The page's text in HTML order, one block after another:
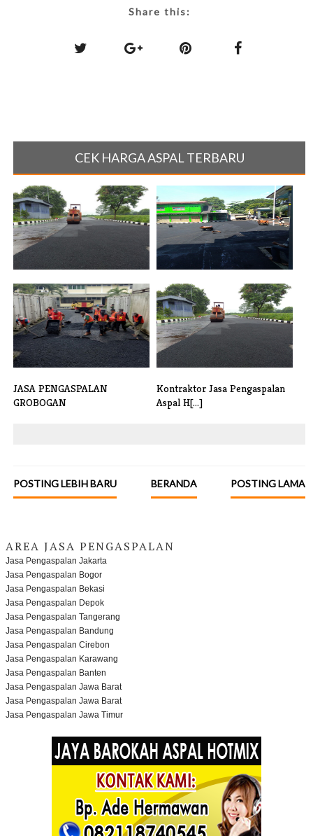
Share this:
CEK HARGA ASPAL TERBARU
JASA PENGASPALAN
PEKALONGAN HARGA M[...]
JASA TAMBAL SULAM ASPAL
JALAN
JASA PENGASPALAN
GROBOGAN
Kontraktor Jasa Pengaspalan
Aspal H[...]
POSTING LEBIH BARU POSTING LAMA
BERANDA
AREA JASA PENGASPALAN
Jasa Pengaspalan Jakarta
Jasa Pengaspalan Bogor
Jasa Pengaspalan Bekasi
Jasa Pengaspalan Depok
Jasa Pengaspalan Tangerang
Jasa Pengaspalan Bandung
Jasa Pengaspalan Cirebon
Jasa Pengaspalan Karawang
Jasa Pengaspalan Banten
Jasa Pengaspalan Jawa Barat
Jasa Pengaspalan Jawa Barat
Jasa Pengaspalan Jawa Timur